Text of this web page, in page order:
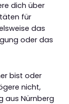
dich über
für
das
oder das
bist oder
nicht,
aus Nürnberg